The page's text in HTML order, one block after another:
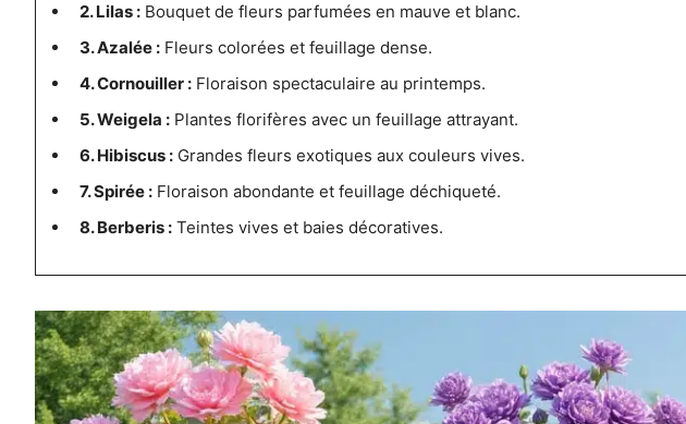
2. Lilas :Bouquet de fleurs parfumées en mauve et blanc.
3. Azalée :Fleurs colorées et feuillage dense.
4. Cornouiller :Floraison spectaculaire au printemps.
5. Weigela :Plantes florifères avec un feuillage attrayant.
6. Hibiscus :Grandes fleurs exotiques aux couleurs vives.
7. Spirée :Floraison abondante et feuillage déchiqueté.
8. Berberis :Teintes vives et baies décoratives.